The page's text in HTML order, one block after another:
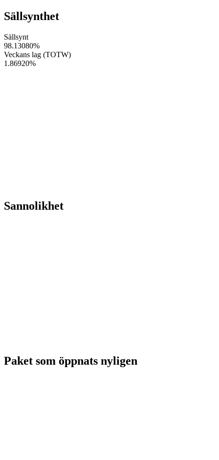
Sällsynthet
Sällsynt
98.13080%
Veckans lag (TOTW)
1.86920%
Sannolikhet
Paket som öppnats nyligen